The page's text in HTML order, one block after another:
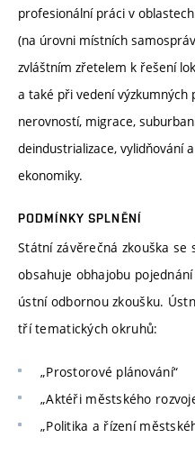
profesionální práci v
(na úrovni místních
zvláštním zřetelem k řešení
a také při vedení
nerovností, migrace,
deindustrializace, vylidňování
ekonomiky.
PODMÍNKY SPLNĚNÍ
Státní závěrečná zkouška
obsahuje obhajobu
ústní odbornou zkoušku.
tří tematických okruhů:
„Prostorové plánování“
„Aktéři městského
„Politika a řízení